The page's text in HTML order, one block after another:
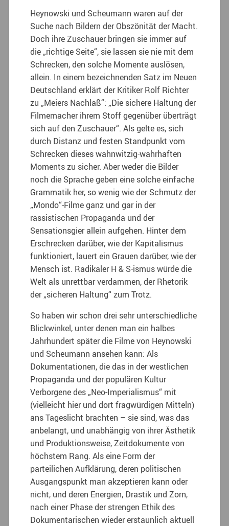
Heynowski und Scheumann waren auf der
Suche nach Bildern der Obszönität der Macht.
Doch ihre Zuschauer bringen sie immer auf
die „richtige Seite“, sie lassen sie nie mit dem
Schrecken, den solche Momente auslösen,
allein. In einem bezeichnenden Satz im Neuen
Deutschland erklärt der Kritiker Rolf Richter
zu „Meiers Nachlaß“: „Die sichere Haltung der
Filmemacher ihrem Stoff gegenüber überträgt
sich auf den Zuschauer“. Als gelte es, sich
durch Distanz und festen Standpunkt vom
Schrecken dieses wahnwitzig-wahrhaften
Moments zu sicher. Aber weder die Bilder
noch die Sprache geben eine solche einfache
Grammatik her, so wenig wie der Schmutz der
„Mondo“-Filme ganz und gar in der
rassistischen Propaganda und der
Sensationsgier allein aufgehen. Hinter dem
Erschrecken darüber, wie der Kapitalismus
funktioniert, lauert ein Grauen darüber, wie der
Mensch ist. Radikaler H & S-ismus würde die
Welt als unrettbar verdammen, der Rhetorik
der „sicheren Haltung“ zum Trotz.
So haben wir schon drei sehr unterschiedliche
Blickwinkel, unter denen man ein halbes
Jahrhundert später die Filme von Heynowski
und Scheumann ansehen kann: Als
Dokumentationen, die das in der westlichen
Propaganda und der populären Kultur
Verborgene des „Neo-Imperialismus“ mit
(vielleicht hier und dort fragwürdigen Mitteln)
ans Tageslicht brachten – sie sind, was das
anbelangt, und unabhängig von ihrer Ästhetik
und Produktionsweise, Zeitdokumente von
höchstem Rang. Als eine Form der
parteilichen Aufklärung, deren politischen
Ausgangspunkt man akzeptieren kann oder
nicht, und deren Energien, Drastik und Zorn,
nach einer Phase der strengen Ethik des
Dokumentarischen wieder erstaunlich aktuell